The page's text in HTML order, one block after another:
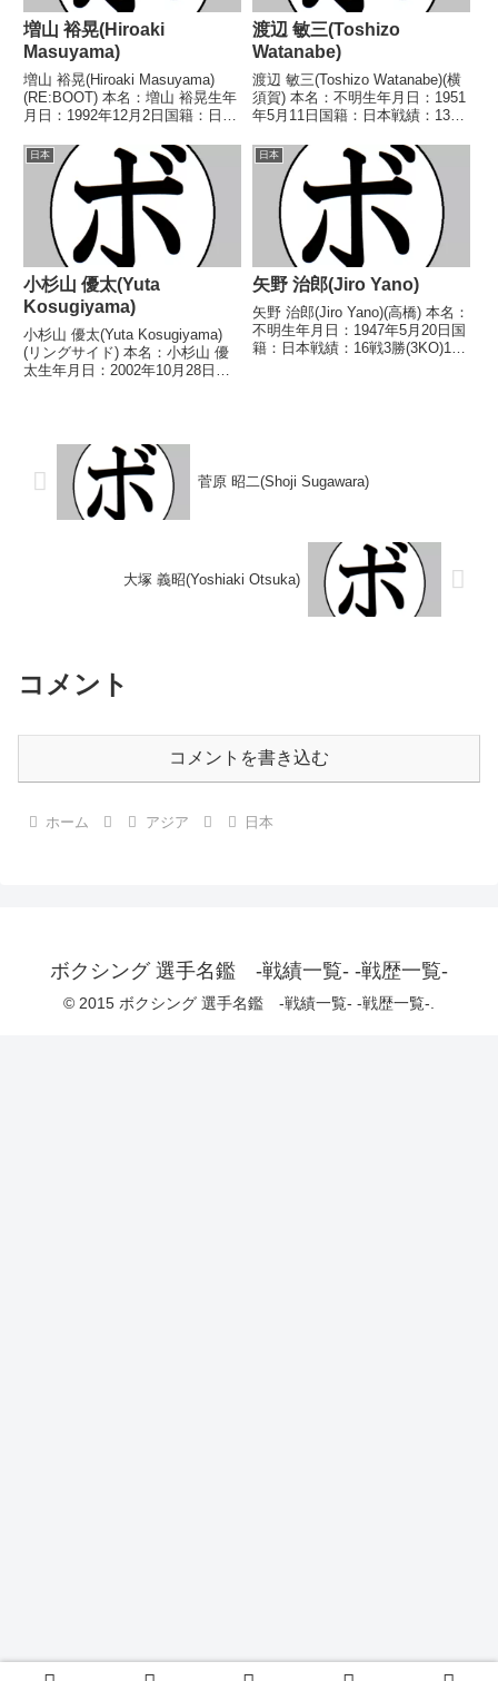
増山 裕晃(Hiroaki
Masuyama)
増山 裕晃(Hiroaki Masuyama)
(RE:BOOT) 本名：増山 裕晃生年
月日：1992年12月2日国籍：日本
なし 【戦歴】2023/07/08 ●4R
判定 0-3(36-39、36-39、35-...
渡辺 敏三(Toshizo
Watanabe)
渡辺 敏三(Toshizo Watanabe)(横
須賀) 本名：不明生年月日：1951
年5月11日国籍：日本戦績：13戦
ル】なし 【戦歴】1970/08/30
△4R判定 (採点不明) 山田 利成
(オギク...
日本
小杉山 優太(Yuta
Kosugiyama)
小杉山 優太(Yuta Kosugiyama)
(リングサイド) 本名：小杉山 優
太生年月日：2002年10月28日国
1(38-38...
日本
矢野 治郎(Jiro Yano)
矢野 治郎(Jiro Yano)(高橋) 本名：
不明生年月日：1947年5月20日国
籍：日本戦績：16戦3勝(3KO)12
菅原 昭二(Shoji Sugawara)
大塚 義昭(Yoshiaki Otsuka)
コメント
コメントを書き込む
ホーム アジア 日本
ボクシング 選手名鑑 -戦績一覧- -戦歴一覧-
© 2015 ボクシング 選手名鑑 -戦績一覧- -戦歴一覧-.